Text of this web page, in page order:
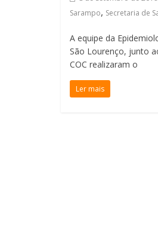
Sarampo, Secretaria de
A equipe da
São Lourenço, junto
COC realizaram o
Ler mais